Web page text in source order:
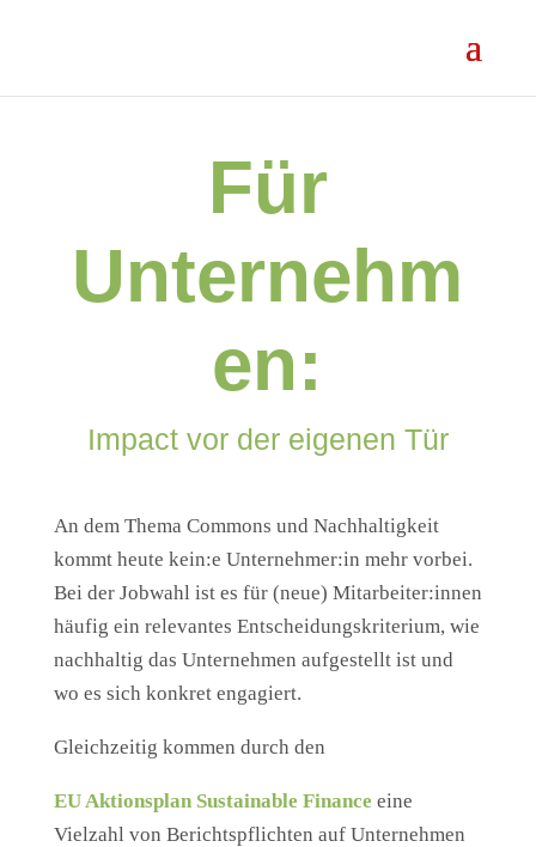
Für
Unternehm
en:
Impact vor der eigenen Tür
An dem Thema Commons und Nachhaltigkeit
kommt heute kein:e Unternehmer:in mehr vorbei.
Bei der Jobwahl ist es für (neue) Mitarbeiter:innen
häufig ein relevantes Entscheidungskriterium, wie
nachhaltig das Unternehmen aufgestellt ist und
wo es sich konkret engagiert.
Gleichzeitig kommen durch den
EU Aktionsplan Sustainable Finance eine
Vielzahl von Berichtspflichten auf Unternehmen